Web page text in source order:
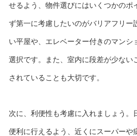
せるよう、物件選びにはいくつかのポ
ず第一に考慮したいのがバリアフリー
い平屋や、エレベーター付きのマンシ
選択です。また、室内に段差が少ない
されていることも大切です。
次に、利便性も考慮に入れましょう。
便利に行えるよう、近くにスーパーや